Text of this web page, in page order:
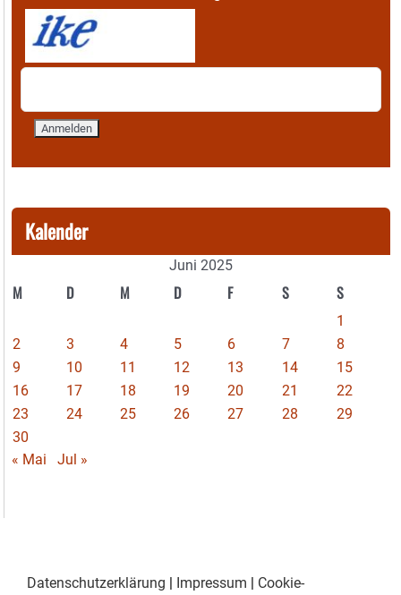
Kalender
Juni 2025
M D M D F S S
1
2
3 4 5 6 7
8
9
10 11 12 13 14
15
16
17 18 19 20 21
22
23
24 25 26 27 28
29
30
« Mai
Jul »
Datenschutzerklärung | Impressum | Cookie-